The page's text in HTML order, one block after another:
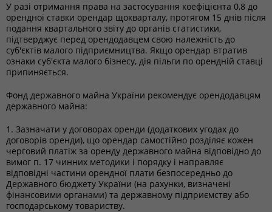
У разі отримання права на застосування коефіцієнта 0,8 до
орендної ставки орендар щокварталу, протягом 15 днів після
подання квартального звіту до органів статистики,
підтверджує перед орендодавцем свою належність до
суб'єктів малого підприємництва. Якщо орендар втратив
ознаки суб'єкта малого бізнесу, дія пільги по орендній ставці
припиняється.
Фонд державного майна України рекомендує орендодавцям
державного майна:
1. Зазначати у договорах оренди (додаткових угодах до
договорів оренди), що орендар самостійно розділяє кожен
черговий платіж за оренду державного майна відповідно до
вимог п. 17 чинних методики і порядку і направляє
відповідні частини орендної плати безпосередньо до
Державного бюджету України (на рахунки, визначені
фінансовими органами) та державному підприємству або
господарському товариству.